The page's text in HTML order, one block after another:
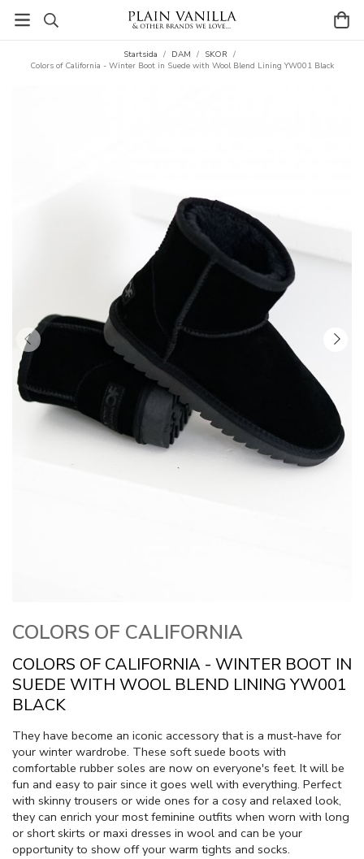
Startsida / DAM / SKOR /
Colors of California - Winter Boot in Suede with Wool Blend Lining YW001 Black
COLORS OF CALIFORNIA
COLORS OF CALIFORNIA - WINTER BOOT IN
SUEDE WITH WOOL BLEND LINING YW001
BLACK
They have become an iconic accessory that is a must-have for
your winter wardrobe. These soft suede boots with
comfortable rubber soles are now on everyone's feet. It will be
fun and easy to pair since it goes well with everything. Perfect
with skinny trousers or wide ones for a cosy and relaxed look,
they can enrich your most feminine outfits when worn with long
or short skirts or maxi dresses in wool and can be your
opportunity to show off your warm tights and socks.